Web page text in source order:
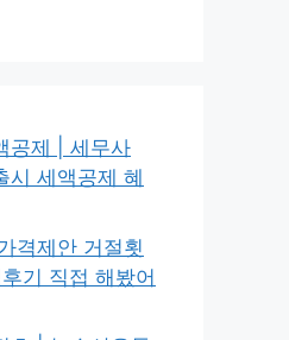
공제 | 세무사
시 세액공제 혜
격제안 거절횟
기 직접 해봤어